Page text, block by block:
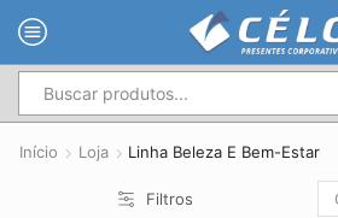
de
pesquisa
Início Loja Linha Beleza E Bem-Estar
Filtros